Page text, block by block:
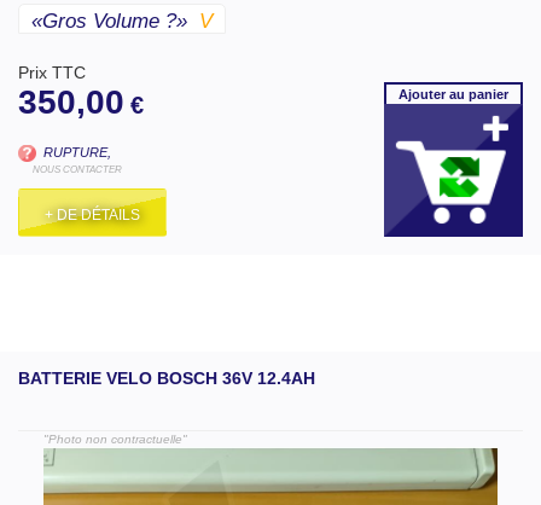
«gros Volume ?» V
Prix TTC
350,00 €
RUPTURE,
NOUS CONTACTER
+ DE DÉTAILS
Ajouterau panier
BATTERIE VELO BOSCH 36V 12.4AH
"Photo non contractuelle"